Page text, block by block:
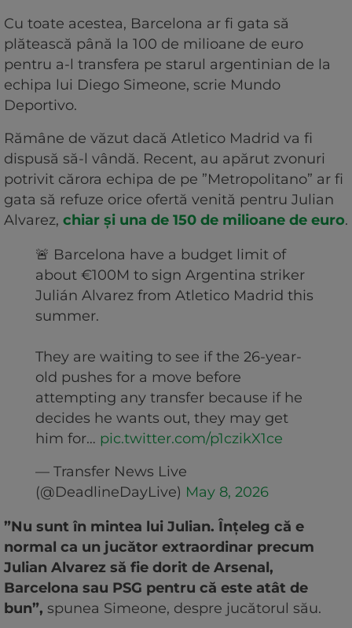
Cu toate acestea, Barcelona ar fi gata să
plătească până la 100 de milioane de euro
pentru a-l transfera pe starul argentinian de la
echipa lui Diego Simeone, scrie Mundo
Deportivo.
Rămâne de văzut dacă Atletico Madrid va fi
dispusă să-l vândă. Recent, au apărut zvonuri
potrivit cărora echipa de pe ”Metropolitano” ar fi
gata să refuze orice ofertă venită pentru Julian
Alvarez, chiar și una de 150 de milioane de euro.
🚨 Barcelona have a budget limit of
about €100M to sign Argentina striker
Julián Alvarez from Atletico Madrid this
summer.
They are waiting to see if the 26-year-
old pushes for a move before
attempting any transfer because if he
decides he wants out, they may get
him for… pic.twitter.com/p1czikX1ce
— Transfer News Live
(@DeadlineDayLive) May 8, 2026
”Nu sunt în mintea lui Julian. Înțeleg că e
normal ca un jucător extraordinar precum
Julian Alvarez să fie dorit de Arsenal,
Barcelona sau PSG pentru că este atât de
bun”, spunea Simeone, despre jucătorul său.